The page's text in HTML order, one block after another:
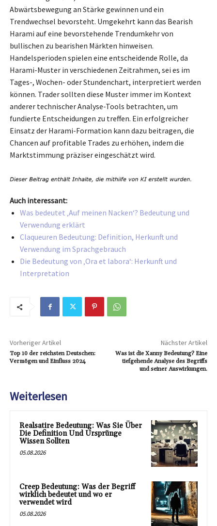
Abwärtsbewegung an Stärke gewinnen und ein
Trendwechsel bevorsteht. Umgekehrt kann das Bearish
Harami auf eine bevorstehende Trendumkehr von
bullischen zu bearishen Märkten hinweisen.
Handelsperioden spielen eine entscheidende Rolle, da
Harami-Muster in verschiedenen Zeitrahmen, sei es im
Tages-, Wochen- oder Stundenchart, interpretiert werden
können. Trader sollten diese Muster immer im Kontext
anderer technischer Analyse-Tools betrachten, um
fundierte Entscheidungen zu treffen. Ein erfolgreicher
Einsatz der Harami-Formation kann dazu beitragen, die
Chancen auf profitable Trades zu erhöhen, indem die
Marktstimmung präziser eingeschätzt wird.
Auch interessant:
Was bedeutet ‚Auf meinen Nacken‘? Bedeutung und
Verwendung erklärt
Claqueuren Bedeutung: Definition, Herkunft und
Verwendung im Sprachgebrauch
Die Bedeutung von ‚Ora et labora‘: Herkunft und
Interpretation
Vorheriger Artikel
Top 10 der reichsten Deutschen:
Vermögen und Einfluss 2024
Nächster Artikel
Was ist die Xanny Bedeutung? Eine
tiefgehende Analyse des Begriffs
und seiner Auswirkungen.
Weiterlesen
Realsatire Bedeutung: Was Sie Über
Die Definition Und Ursprünge
Wissen Sollten
05.08.2026
Creep Bedeutung: Was der Begriff
wirklich bedeutet und wo er
verwendet wird
05.08.2026